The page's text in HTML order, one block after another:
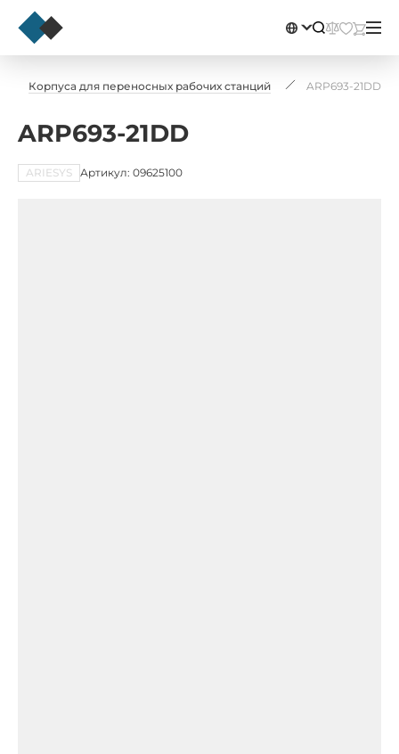
Корпуса для переносных рабочих станций ARP693-21DD
ARP693-21DD
ARIESYS Артикул: 09625100